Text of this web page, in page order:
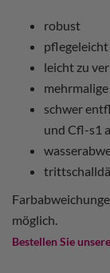
robust
pflegeleicht
leicht zu
schwer
und Cfl-s1
möglich.
Bestellen Sie